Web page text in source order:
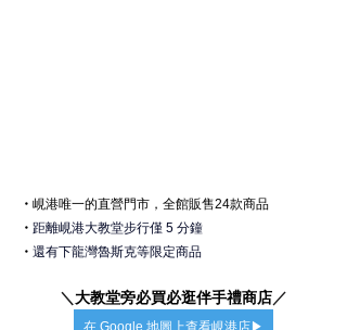
・ 峴港唯一的直營門市，全館販售24款商品
・ 距離峴港大教堂步行僅 5 分鐘
・ 還有下龍灣魯斯克等限定商品
＼大教堂旁必買必逛伴手禮商店／
在 Google 地圖上查看峴港店▶